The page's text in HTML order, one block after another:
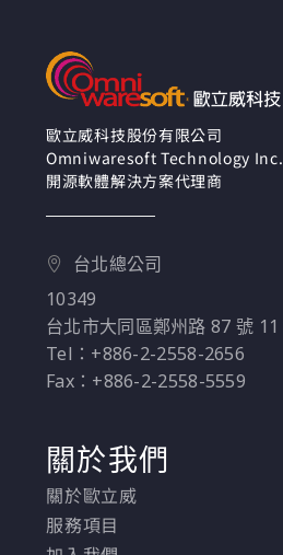
歐立威科技股份有限公司
Omniwaresoft Technology Inc.
開源軟體解決方案代理商
台北總公司
10349
台北市大同區鄭州路 87 號 11
Tel：+886-2-2558-2656
Fax：+886-2-2558-5559
關於我們
關於歐立威
服務項目